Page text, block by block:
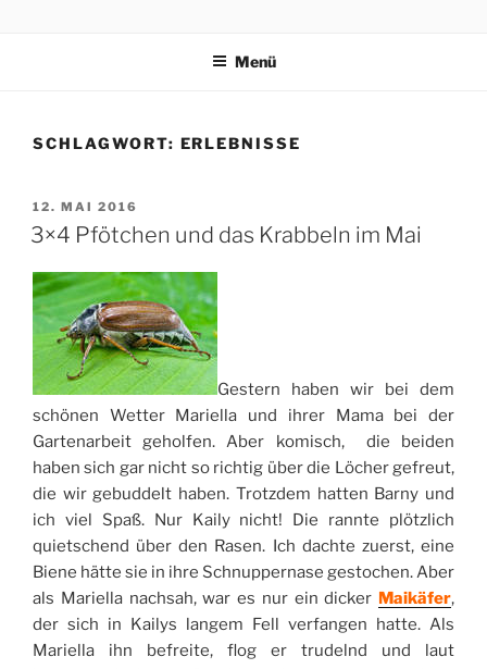
Menü
SCHLAGWORT: ERLEBNISSE
VERÖFFENTLICHT
AM
12. MAI 2016
3×4 Pfötchen und das Krabbeln im Mai
Gestern haben wir bei dem
schönen Wetter Mariella und ihrer Mama bei der
Gartenarbeit geholfen. Aber komisch, die beiden
haben sich gar nicht so richtig über die Löcher gefreut,
die wir gebuddelt haben. Trotzdem hatten Barny und
ich viel Spaß. Nur Kaily nicht! Die rannte plötzlich
quietschend über den Rasen. Ich dachte zuerst, eine
Biene hätte sie in ihre Schnuppernase gestochen. Aber
als Mariella nachsah, war es nur ein dicker Maikäfer,
der sich in Kailys langem Fell verfangen hatte. Als
Mariella ihn befreite, flog er trudelnd und laut